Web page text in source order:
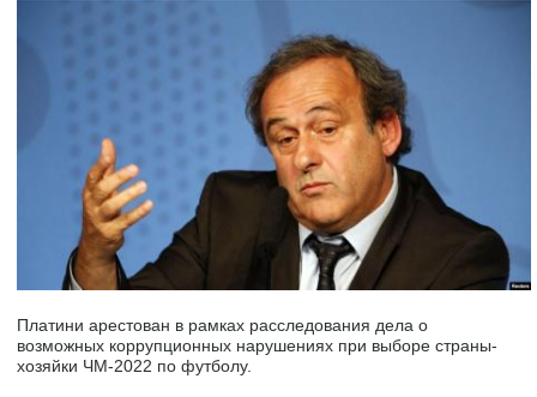
Платини арестован в рамках расследования дела о
возможных коррупционных нарушениях при выборе страны-
хозяйки ЧМ-2022 по футболу.